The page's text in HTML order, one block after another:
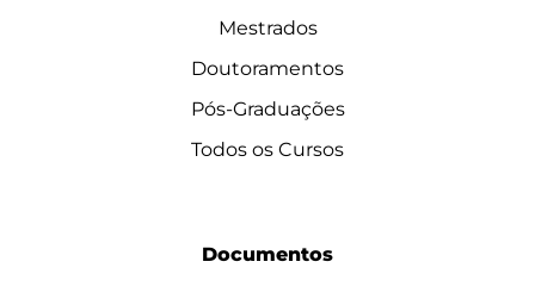
Mestrados
Doutoramentos
Pós-Graduações
Todos os Cursos
Documentos